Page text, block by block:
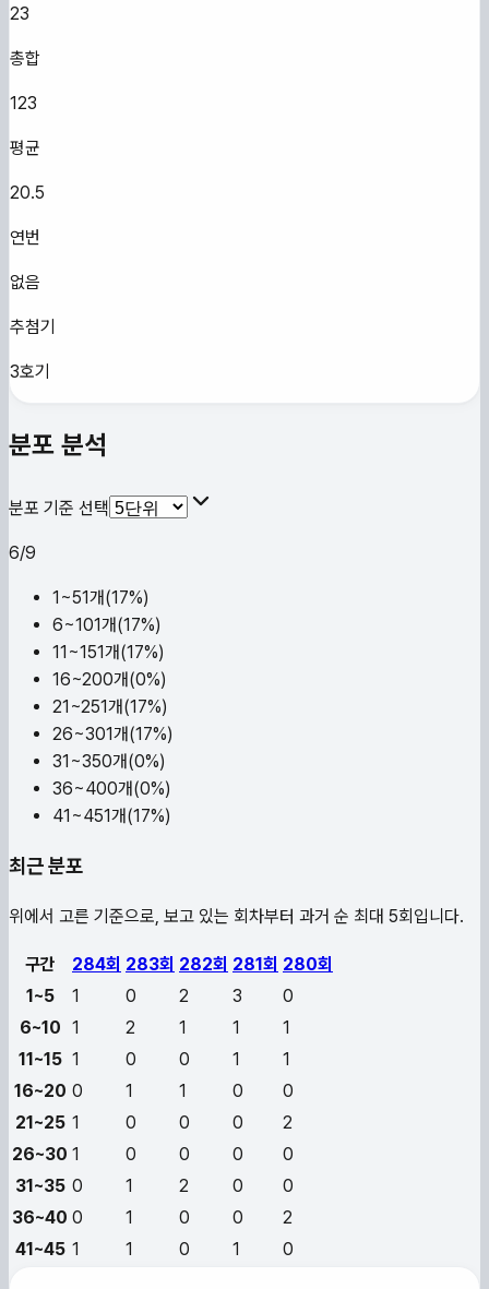
23
총합
123
평균
20.5
연번
없음
추첨기
3호기
분포 분석
분포 기준 선택
6/9
1~51개(17%)
6~101개(17%)
11~151개(17%)
16~200개(0%)
21~251개(17%)
26~301개(17%)
31~350개(0%)
36~400개(0%)
41~451개(17%)
최근 분포
위에서 고른 기준으로, 보고 있는 회차부터 과거 순 최대 5회입니다.
구간 284회 283회 282회 281회 280회
1~5
1 0 2 3
0
6~10 1 2 1 1
1
11~15 1 0 0 1
1
16~20 0 1 1 0
0
21~25 1 0 0 0
2
26~30 1 0 0 0
0
31~35 0 1 2 0
0
36~40 0 1 0 0
2
41~45 1 1 0 1 0